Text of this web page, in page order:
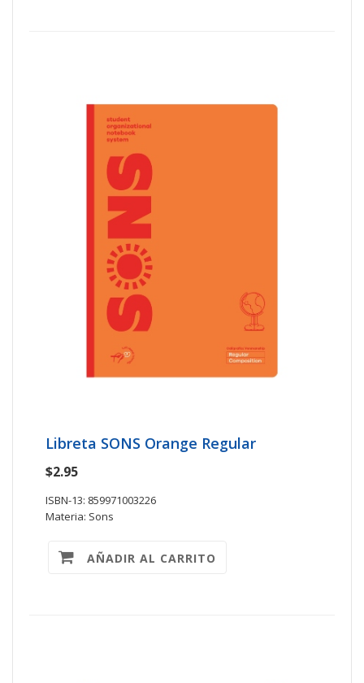
Libreta SONS Orange Regular
$2.95
ISBN-13: 859971003226
Materia: Sons
AÑADIR AL CARRITO